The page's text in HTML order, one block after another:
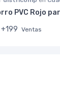
PVC Rojo
+199 Ventas